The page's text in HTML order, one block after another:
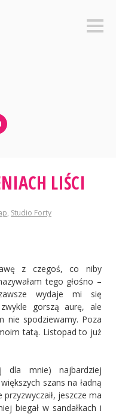
LIŚCI
, Studio Forty
z czegoś, co niby
tego głośno –
wydaje mi się
gorszą aurę, ale
nie spodziewamy. Poza
tatą. Listopad to już
dla mnie) najbardziej
szans na ładną
jeszcze ma
biegał w sandałkach i